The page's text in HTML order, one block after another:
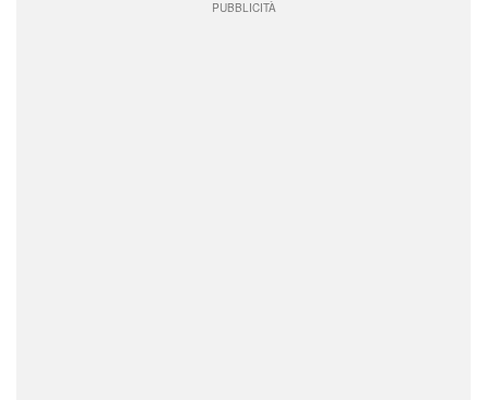
PUBBLICITÀ